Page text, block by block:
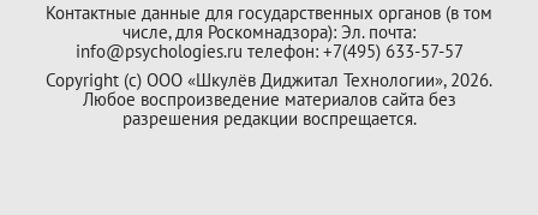
Контактные данные для государственных органов (в том
числе, для Роскомнадзора): Эл. почта:
info@psychologies.ru телефон: +7(495) 633-57-57
Copyright (с) ООО «Шкулёв Диджитал Технологии», 2026.
Любое воспроизведение материалов сайта без
разрешения редакции воспрещается.